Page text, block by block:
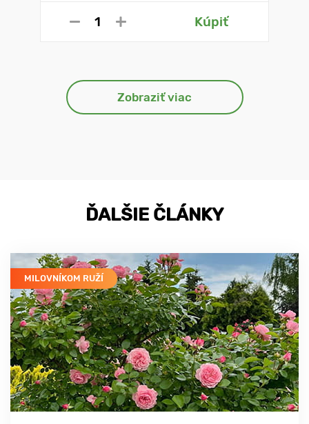
Kúpiť
Zobraziť viac
ĎALŠIE ČLÁNKY
MILOVNÍKOM RUŽÍ